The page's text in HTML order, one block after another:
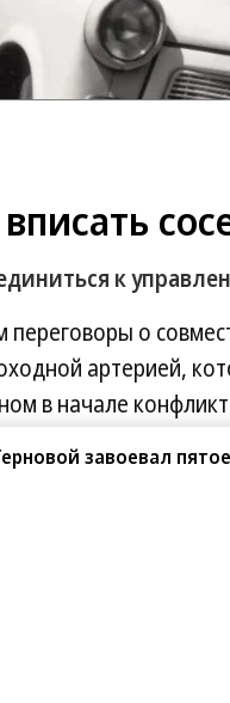
к
переговоры о
артерией,
в начале
будет
завоевал